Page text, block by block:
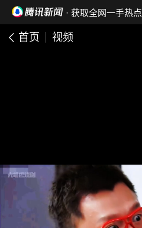
· 获取全网一手热点
首页 视频